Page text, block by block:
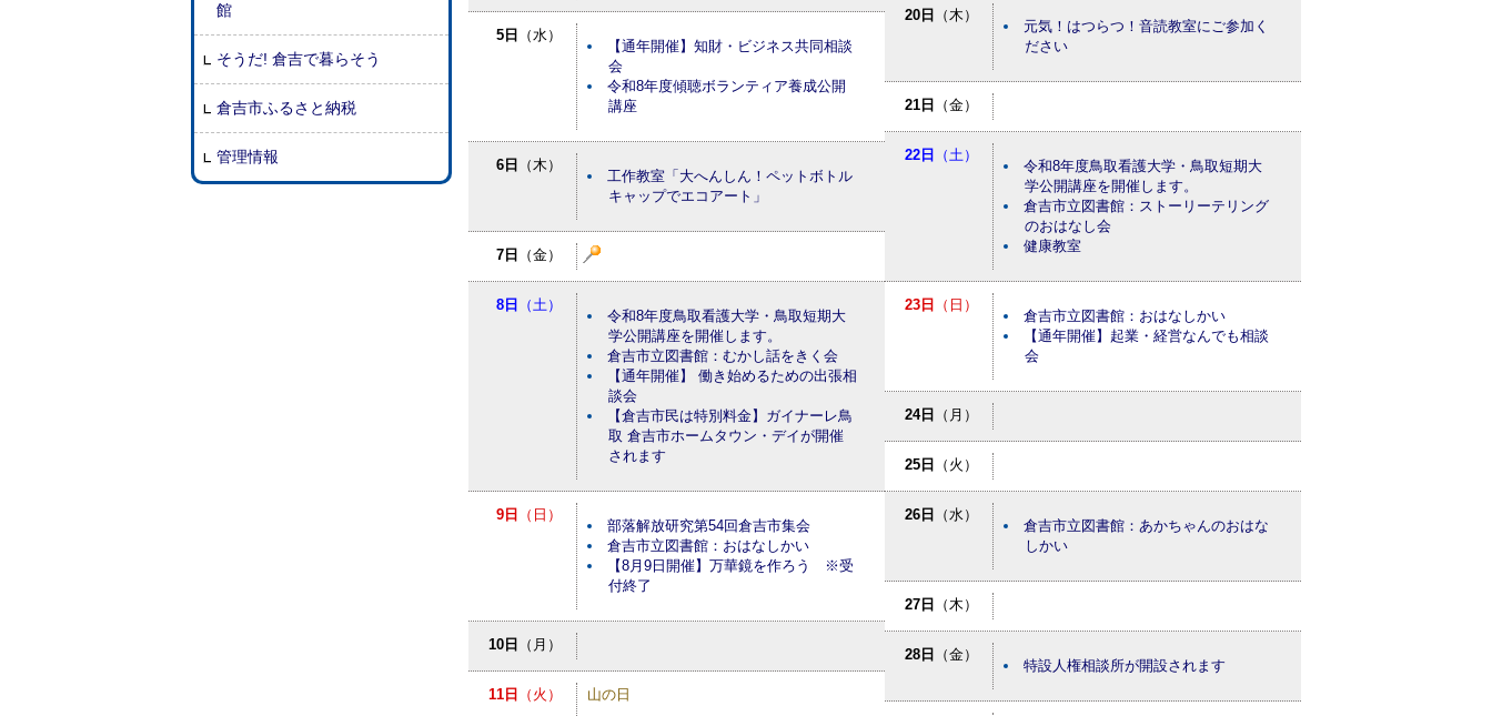
館
そうだ! 倉吉で暮らそう
倉吉市ふるさと納税
管理情報
5日 （水）
【通年開催】知財・ビジネス共同相談
会
令和8年度傾聴ボランティア養成公開
講座
6日 （木）
工作教室「大へんしん！ペットボトル
キャップでエコアート」
7日 （金）
8日 （土）
令和8年度鳥取看護大学・鳥取短期大
学公開講座を開催します。
倉吉市立図書館：むかし話をきく会
【通年開催】 働き始めるための出張相
談会
【倉吉市民は特別料金】ガイナーレ鳥
取 倉吉市ホームタウン・デイが開催
されます
9日 （日）
部落解放研究第54回倉吉市集会
倉吉市立図書館：おはなしかい
【8月9日開催】万華鏡を作ろう ※受
付終了
10日 （月）
11日 （火）
山の日
20日 （木）
元気！はつらつ！音読教室にご参加く
ださい
21日 （金）
22日 （土）
令和8年度鳥取看護大学・鳥取短期大
学公開講座を開催します。
倉吉市立図書館：ストーリーテリング
のおはなし会
健康教室
23日 （日）
倉吉市立図書館：おはなしかい
【通年開催】起業・経営なんでも相談
会
24日 （月）
25日 （火）
26日 （水）
倉吉市立図書館：あかちゃんのおはな
しかい
27日 （木）
28日 （金）
特設人権相談所が開設されます